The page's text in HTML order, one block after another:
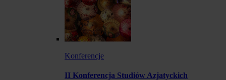
Konferencje
II Konferencja Studiów Azjatyckich